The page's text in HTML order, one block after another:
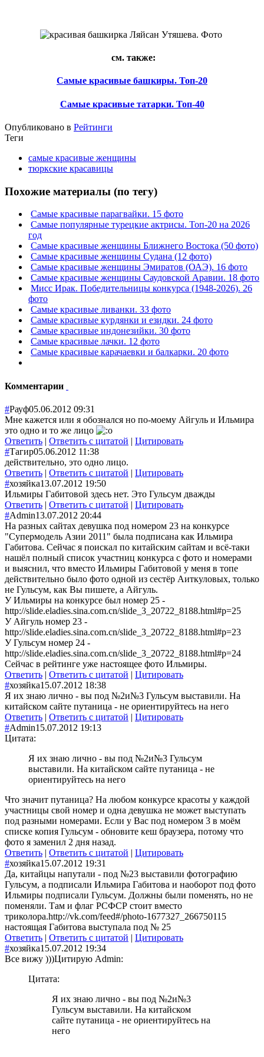
см. также:
Самые красивые башкиры. Топ-20
Самые красивые татарки. Топ-40
Опубликовано в Рейтинги
Теги
самые красивые женщины
тюркские красавицы
Похожие материалы (по тегу)
Самые красивые парагвайки. 15 фото
Самые популярные турецкие актрисы. Топ-20 на 2026
год
Самые красивые женщины Ближнего Востока (50 фото)
Самые красивые женщины Судана (12 фото)
Самые красивые женщины Эмиратов (ОАЭ). 16 фото
Самые красивые женщины Саудовской Аравии. 18 фото
Мисс Ирак. Победительницы конкурса (1948-2026). 26
фото
Самые красивые ливанки. 33 фото
Самые красивые курдянки и езидки. 24 фото
Самые красивые индонезийки. 30 фото
Самые красивые лачки. 12 фото
Самые красивые карачаевки и балкарки. 20 фото
Комментарии
#Рауф05.06.2012 09:31
Мне кажется или я обознался но по-моему Айгуль и Ильмира
это одно и то же лицо
Ответить | Ответить с цитатой | Цитировать
#Тагир05.06.2012 11:38
действительно, это одно лицо.
Ответить | Ответить с цитатой | Цитировать
#хозяйка13.07.2012 19:50
Ильмиры Габитовой здесь нет. Это Гульсум дважды
Ответить | Ответить с цитатой | Цитировать
#Admin13.07.2012 20:44
На разных сайтах девушка под номером 23 на конкурсе
"Супермодель Азии 2011" была подписана как Ильмира
Габитова. Сейчас я поискал по китайским сайтам и всё-таки
нашёл полный список участниц конкурса с фото и номерами
и выяснил, что вместо Ильмиры Габитовой у меня в топе
действительно было фото одной из сестёр Аиткуловых, только
не Гульсум, как Вы пишете, а Айгуль.
У Ильмиры на конкурсе был номер 25 -
http://slide.eladies.sina.com.cn/slide_3_20722_8188.html#p=25
У Айгуль номер 23 -
http://slide.eladies.sina.com.cn/slide_3_20722_8188.html#p=23
У Гульсум номер 24 -
http://slide.eladies.sina.com.cn/slide_3_20722_8188.html#p=24
Сейчас в рейтинге уже настоящее фото Ильмиры.
Ответить | Ответить с цитатой | Цитировать
#хозяйка15.07.2012 18:38
Я их знаю лично - вы под №2и№3 Гульсум выставили. На
китайском сайте путаница - не ориентируйтесь на него
Ответить | Ответить с цитатой | Цитировать
#Admin15.07.2012 19:13
Цитата:
Я их знаю лично - вы под №2и№3 Гульсум
выставили. На китайском сайте путаница - не
ориентируйтесь на него
Что значит путаница? На любом конкурсе красоты у каждой
участницы свой номер и одна девушка не может выступать
под разными номерами. Если у Вас под номером 3 в моём
списке копия Гульсум - обновите кеш браузера, потому что
фото я заменил 2 дня назад.
Ответить | Ответить с цитатой | Цитировать
#хозяйка15.07.2012 19:31
Да, китайцы напутали - под №23 выставили фотографию
Гульсум, а подписали Ильмира Габитова и наоборот под фото
Ильмиры подписали Гульсум. Должны были поменять, но не
поменяли. Там и флаг РСФСР стоит вместо
триколора.http://vk.com/feed#/photo-1677327_266750115
настоящая Габитова выступала под № 25
Ответить | Ответить с цитатой | Цитировать
#хозяйка15.07.2012 19:34
Все вижу )))Цитирую Admin:
Цитата:
Я их знаю лично - вы под №2и№3
Гульсум выставили. На китайском
сайте путаница - не ориентируйтесь на
него